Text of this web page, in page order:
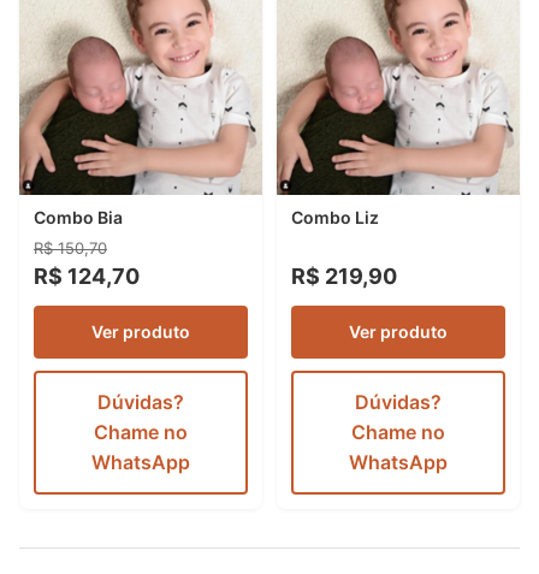
Combo Bia
R$ 150,70
R$ 124,70
Ver produto
Dúvidas?
Chame no
WhatsApp
Combo Liz
R$ 219,90
Ver produto
Dúvidas?
Chame no
WhatsApp